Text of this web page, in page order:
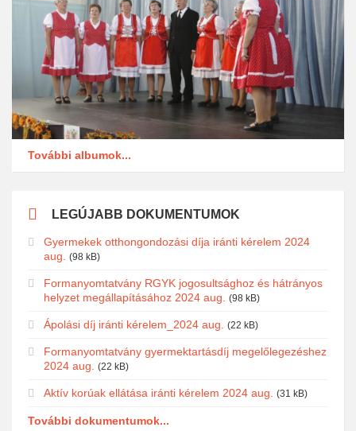
További albumok...
LEGÚJABB DOKUMENTUMOK
Gyermekek otthongondozási díja iránti kérelem 2024
aug.
(98 kB)
Formanyomtatvány RGYK jogosultsághoz és hátrányos
helyzet megállapításához 2024 aug.
(98 kB)
Ápolási díj iránti kérelem_2024 aug. (22 kB)
Formanyomtatvány gyermektartásdíj megelőlegezéshez
2024 aug.
(22 kB)
Aktív korúak ellátása iránti kérelem 2024 aug. (31 kB)
További dokumentumok...